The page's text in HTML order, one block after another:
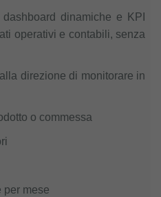
dinamiche e KPI
operativi e contabili, senza
direzione di monitorare in
o commessa
per mese